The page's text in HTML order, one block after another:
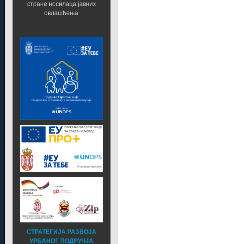
стране носилаца јавних
овлашћења
СТРАТЕГИЈА РАЗВОЈА
УРБАНОГ ПОДРУЧЈА